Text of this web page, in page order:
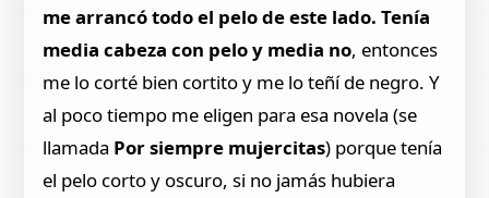
me arrancó todo el pelo de este lado. Tenía
media cabeza con pelo y media no, entonces
me lo corté bien cortito y me lo teñí de negro. Y
al poco tiempo me eligen para esa novela (se
llamada Por siempre mujercitas) porque tenía
el pelo corto y oscuro, si no jamás hubiera